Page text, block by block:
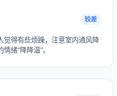
较差
觉得有些烦躁，注意室内通风降
绪“降降温”。